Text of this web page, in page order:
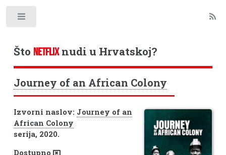
Što NETFLIXnudi u Hrvatskoj?
Journey of an African Colony
Izvorni naslov: Journey of an
African Colony
serija, 2020.
Dostupno